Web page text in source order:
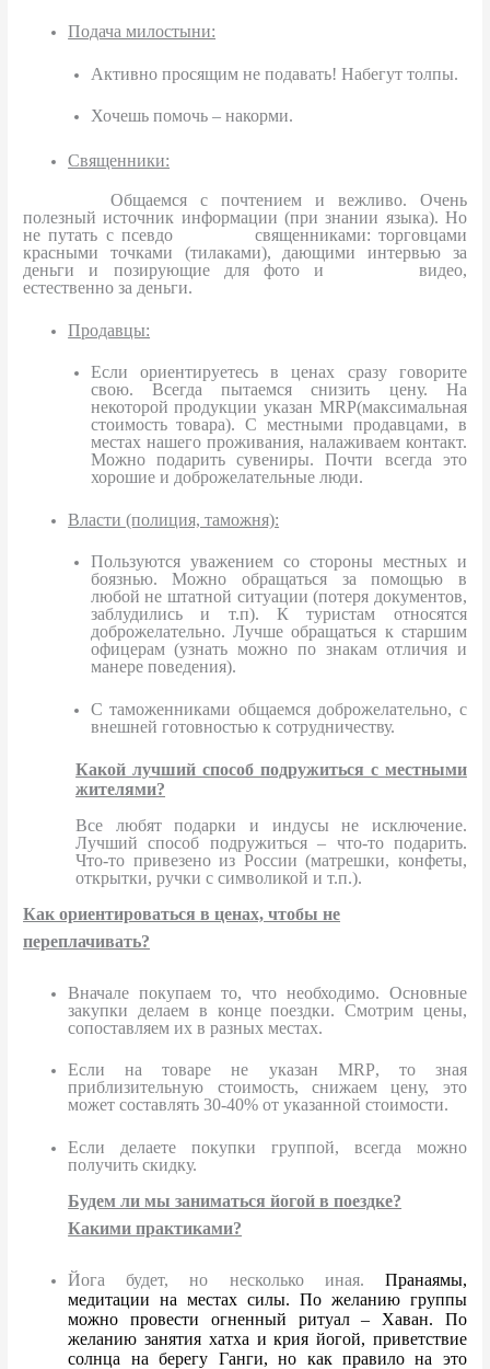
Подача милостыни:
Активно просящим не подавать! Набегут толпы.
Хочешь помочь – накорми.
Священники:
Общаемся с почтением и вежливо. Очень
полезный источник информации (при знании языка). Но
не путать с псевдо
священниками: торговцами
красными точками (тилаками), дающими интервью за
деньги и позирующие для фото и
видео,
естественно за деньги.
Продавцы:
Если ориентируетесь в ценах сразу говорите
свою. Всегда пытаемся снизить цену. На
некоторой продукции указан MRP(максимальная
стоимость товара). С местными продавцами, в
местах нашего проживания, налаживаем контакт.
Можно подарить сувениры. Почти всегда это
хорошие и доброжелательные люди.
Власти (полиция, таможня):
Пользуются уважением со стороны местных и
боязнью. Можно обращаться за помощью в
любой не штатной ситуации (потеря документов,
заблудились и т.п). К туристам относятся
доброжелательно. Лучше обращаться к старшим
офицерам (узнать можно по знакам отличия и
манере поведения).
С таможенниками общаемся доброжелательно, с
внешней готовностью к сотрудничеству.
Какой лучший способ подружиться с местными
жителями?
Все любят подарки и индусы не исключение.
Лучший способ подружиться – что-то подарить.
Что-то привезено из России (матрешки, конфеты,
открытки, ручки с символикой и т.п.).
Как ориентироваться в ценах, чтобы не
переплачивать?
Вначале покупаем то, что необходимо. Основные
закупки делаем в конце поездки. Смотрим цены,
сопоставляем их в разных местах.
Если на товаре не указан MRP, то зная
приблизительную стоимость, снижаем цену, это
может составлять 30-40% от указанной стоимости.
Если делаете покупки группой, всегда можно
получить скидку.
Будем ли мы заниматься йогой в поездке?
Какими практиками?
Йога будет, но несколько иная. Пранаямы,
медитации на местах силы. По желанию группы
можно провести огненный ритуал – Хаван. По
желанию занятия хатха и крия йогой, приветствие
солнца на берегу Ганги, но как правило на это